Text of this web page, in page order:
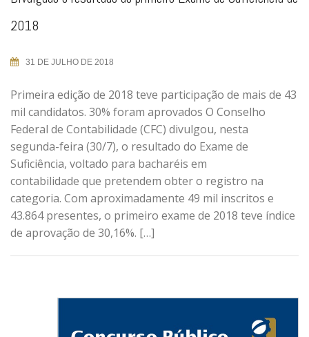
2018
31 DE JULHO DE 2018
Primeira edição de 2018 teve participação de mais de 43
mil candidatos. 30% foram aprovados O Conselho
Federal de Contabilidade (CFC) divulgou, nesta
segunda-feira (30/7), o resultado do Exame de
Suficiência, voltado para bacharéis em
contabilidade que pretendem obter o registro na
categoria. Com aproximadamente 49 mil inscritos e
43.864 presentes, o primeiro exame de 2018 teve índice
de aprovação de 30,16%. […]